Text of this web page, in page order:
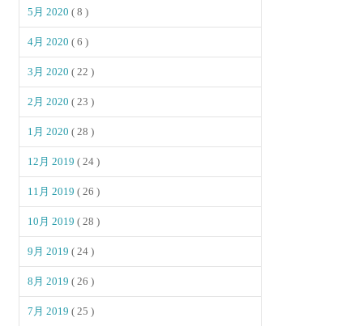
5月 2020( 8 )
4月 2020( 6 )
3月 2020( 22 )
2月 2020( 23 )
1月 2020( 28 )
12月 2019( 24 )
11月 2019( 26 )
10月 2019( 28 )
9月 2019( 24 )
8月 2019( 26 )
7月 2019( 25 )